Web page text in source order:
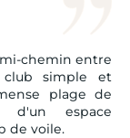
chemin entre
simple et
plage de
d'un espace
de voile.